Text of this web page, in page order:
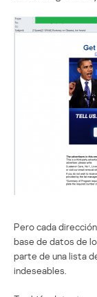
Pero cada
base de datos de
parte de una lista
indeseables.